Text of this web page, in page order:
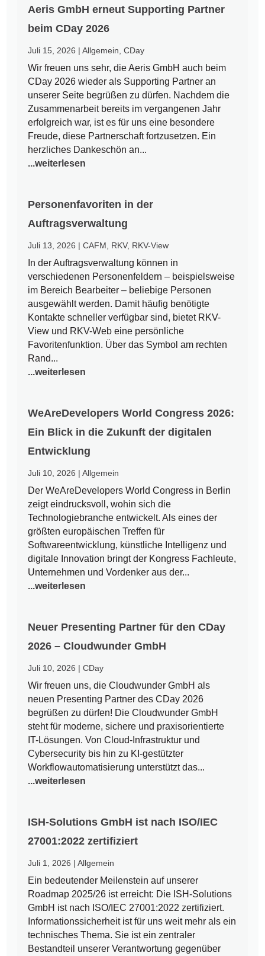
Aeris GmbH erneut Supporting Partner
beim CDay 2026
Juli 15, 2026 |Allgemein ,CDay
Wir freuen uns sehr, die Aeris GmbH auch beim
CDay 2026 wieder als Supporting Partner an
unserer Seite begrüßen zu dürfen. Nachdem die
Zusammenarbeit bereits im vergangenen Jahr
erfolgreich war, ist es für uns eine besondere
Freude, diese Partnerschaft fortzusetzen. Ein
herzliches Dankeschön an...
...weiterlesen
Personenfavoriten in der
Auftragsverwaltung
Juli 13, 2026 |CAFM RKV, RKV-View
In der Auftragsverwaltung können in
verschiedenen Personenfeldern – beispielsweise
im Bereich Bearbeiter – beliebige Personen
ausgewählt werden. Damit häufig benötigte
Kontakte schneller verfügbar sind, bietet RKV-
View und RKV-Web eine persönliche
Favoritenfunktion. Über das Symbol am rechten
Rand...
...weiterlesen
WeAreDevelopers World Congress 2026:
Ein Blick in die Zukunft der digitalen
Entwicklung
Juli 10, 2026 |Allgemein
Der WeAreDevelopers World Congress in Berlin
zeigt eindrucksvoll, wohin sich die
Technologiebranche entwickelt. Als eines der
größten europäischen Treffen für
Softwareentwicklung, künstliche Intelligenz und
digitale Innovation bringt der Kongress Fachleute,
Unternehmen und Vordenker aus der...
...weiterlesen
Neuer Presenting Partner für den CDay
2026 – Cloudwunder GmbH
Juli 10, 2026 |CDay
Wir freuen uns, die Cloudwunder GmbH als
neuen Presenting Partner des CDay 2026
begrüßen zu dürfen! Die Cloudwunder GmbH
steht für moderne, sichere und praxisorientierte
IT-Lösungen. Von Cloud-Infrastruktur und
Cybersecurity bis hin zu KI-gestützter
Workflowautomatisierung unterstützt das...
...weiterlesen
ISH-Solutions GmbH ist nach ISO/IEC
27001:2022 zertifiziert
Juli 1, 2026 |Allgemein
Ein bedeutender Meilenstein auf unserer
Roadmap 2025/26 ist erreicht: Die ISH-Solutions
GmbH ist nach ISO/IEC 27001:2022 zertifiziert.
Informationssicherheit ist für uns weit mehr als ein
technisches Thema. Sie ist ein zentraler
Bestandteil unserer Verantwortung gegenüber